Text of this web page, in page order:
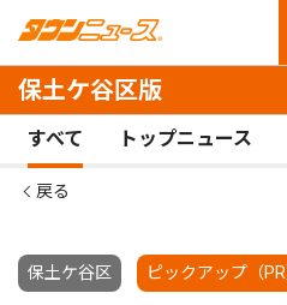
保土ケ谷区版
すべて トップニュース
戻る
保土ケ谷区 ピックアップ（PR